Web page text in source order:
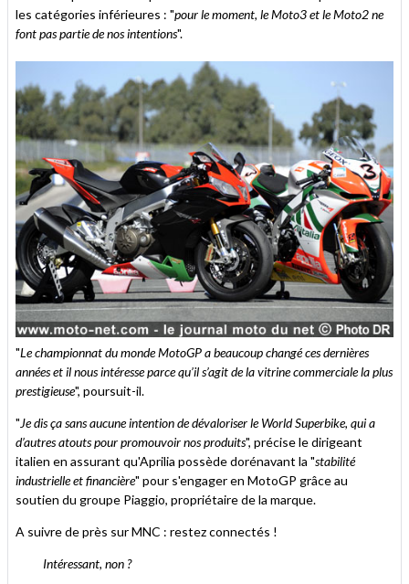
les catégories inférieures : "pour le moment, le Moto3 et le Moto2 ne
font pas partie de nos intentions".
"Le championnat du monde MotoGP a beaucoup changé ces dernières
années et il nous intéresse parce qu’il s’agit de la vitrine commerciale la plus
prestigieuse", poursuit-il.
"Je dis ça sans aucune intention de dévaloriser le World Superbike, qui a
d’autres atouts pour promouvoir nos produits", précise le dirigeant
italien en assurant qu'Aprilia possède dorénavant la "stabilité
industrielle et financière" pour s'engager en MotoGP grâce au
soutien du groupe Piaggio, propriétaire de la marque.
A suivre de près sur MNC : restez connectés !
Intéressant, non ?